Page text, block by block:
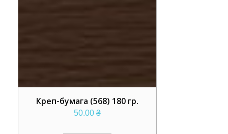
Креп-бумага (568) 180 гр.
50.00 ₴